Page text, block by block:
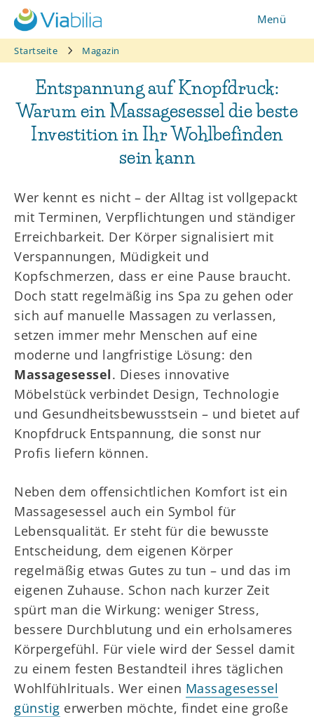
Zum
Inhalt
springen
Menü
Startseite Magazin
Entspannung auf Knopfdruck:
Warum ein Massagesessel die beste
Investition in Ihr Wohlbefinden
sein kann
Wer kennt es nicht – der Alltag ist vollgepackt
mit Terminen, Verpflichtungen und ständiger
Erreichbarkeit. Der Körper signalisiert mit
Verspannungen, Müdigkeit und
Kopfschmerzen, dass er eine Pause braucht.
Doch statt regelmäßig ins Spa zu gehen oder
sich auf manuelle Massagen zu verlassen,
setzen immer mehr Menschen auf eine
moderne und langfristige Lösung: den
Massagesessel. Dieses innovative
Möbelstück verbindet Design, Technologie
und Gesundheitsbewusstsein – und bietet auf
Knopfdruck Entspannung, die sonst nur
Profis liefern können.
Neben dem offensichtlichen Komfort ist ein
Massagesessel auch ein Symbol für
Lebensqualität. Er steht für die bewusste
Entscheidung, dem eigenen Körper
regelmäßig etwas Gutes zu tun – und das im
eigenen Zuhause. Schon nach kurzer Zeit
spürt man die Wirkung: weniger Stress,
bessere Durchblutung und ein erholsameres
Körpergefühl. Für viele wird der Sessel damit
zu einem festen Bestandteil ihres täglichen
Wohlfühlrituals. Wer einen Massagesessel
günstig erwerben möchte, findet eine große